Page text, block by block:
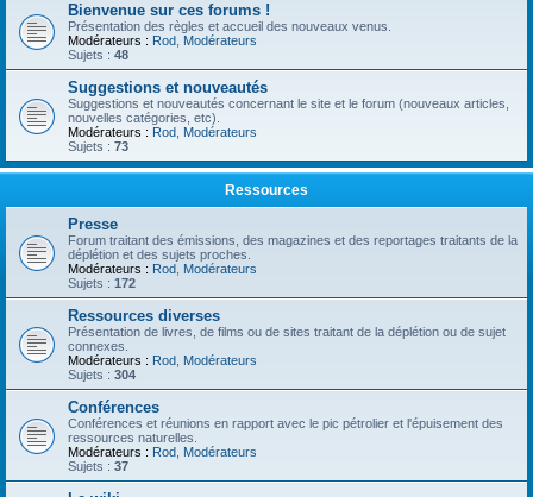
Bienvenue sur ces forums !
Présentation des règles et accueil des nouveaux venus.
Modérateurs : Rod Modérateurs
Sujets : 48
Suggestions et nouveautés
Suggestions et nouveautés concernant le site et le forum (nouveaux articles,
nouvelles catégories, etc).
Modérateurs : Rod Modérateurs
Sujets : 73
Ressources
Presse
Forum traitant des émissions, des magazines et des reportages traitants de la
déplétion et des sujets proches.
Modérateurs : Rod Modérateurs
Sujets : 172
Ressources diverses
Présentation de livres, de films ou de sites traitant de la déplétion ou de sujet
connexes.
Modérateurs : Rod Modérateurs
Sujets : 304
Conférences
Conférences et réunions en rapport avec le pic pétrolier et l'épuisement des
ressources naturelles.
Modérateurs : Rod Modérateurs
Sujets : 37